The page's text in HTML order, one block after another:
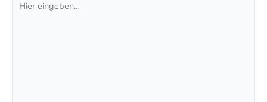
eingeben…